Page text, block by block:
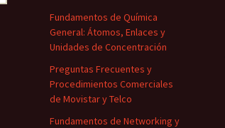
Fundamentos de Química
General: Átomos, Enlaces y
Unidades de Concentración
Preguntas Frecuentes y
Procedimientos Comerciales
de Movistar y Telco
Fundamentos de Networking y